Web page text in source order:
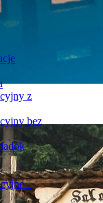
z
bez
-